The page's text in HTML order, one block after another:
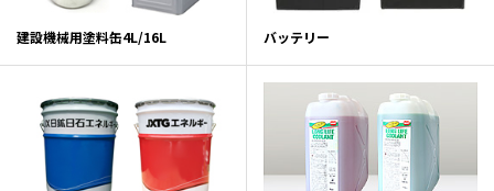
建設機械用塗料缶4L/16L バッテリー